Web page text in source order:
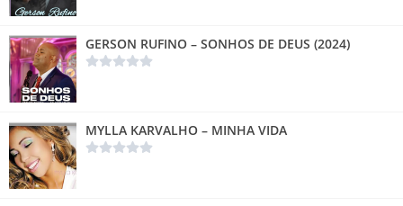
GERSON RUFINO – SONHOS DE DEUS (2024)
MYLLA KARVALHO – MINHA VIDA